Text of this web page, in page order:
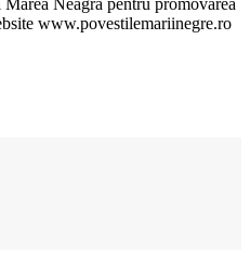
Neagră pentru promovarea
www.povestilemariinegre.ro